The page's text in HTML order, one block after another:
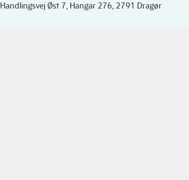
, Handlingsvej Øst 7, Hangar 276, 2791 Dragør